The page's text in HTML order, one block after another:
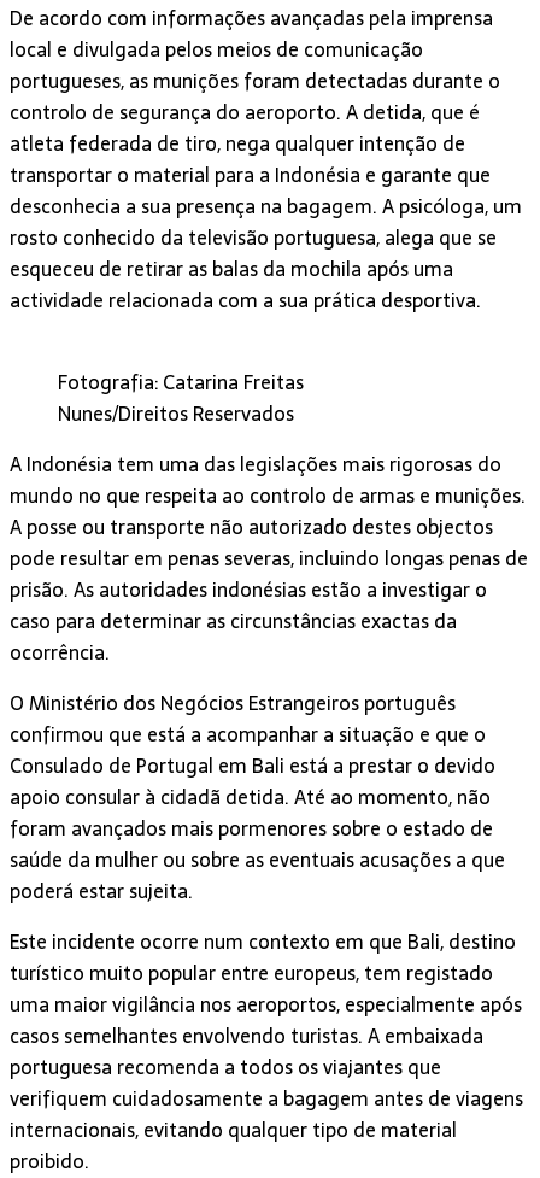
De acordo com informações avançadas pela imprensa
local e divulgada pelos meios de comunicação
portugueses, as munições foram detectadas durante o
controlo de segurança do aeroporto. A detida, que é
atleta federada de tiro, nega qualquer intenção de
transportar o material para a Indonésia e garante que
desconhecia a sua presença na bagagem. A psicóloga, um
rosto conhecido da televisão portuguesa, alega que se
esqueceu de retirar as balas da mochila após uma
actividade relacionada com a sua prática desportiva.
Fotografia: Catarina Freitas
Nunes/Direitos Reservados
A Indonésia tem uma das legislações mais rigorosas do
mundo no que respeita ao controlo de armas e munições.
A posse ou transporte não autorizado destes objectos
pode resultar em penas severas, incluindo longas penas de
prisão. As autoridades indonésias estão a investigar o
caso para determinar as circunstâncias exactas da
ocorrência.
O Ministério dos Negócios Estrangeiros português
confirmou que está a acompanhar a situação e que o
Consulado de Portugal em Bali está a prestar o devido
apoio consular à cidadã detida. Até ao momento, não
foram avançados mais pormenores sobre o estado de
saúde da mulher ou sobre as eventuais acusações a que
poderá estar sujeita.
Este incidente ocorre num contexto em que Bali, destino
turístico muito popular entre europeus, tem registado
uma maior vigilância nos aeroportos, especialmente após
casos semelhantes envolvendo turistas. A embaixada
portuguesa recomenda a todos os viajantes que
verifiquem cuidadosamente a bagagem antes de viagens
internacionais, evitando qualquer tipo de material
proibido.